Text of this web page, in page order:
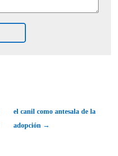
el canil como antesala de la
adopción →